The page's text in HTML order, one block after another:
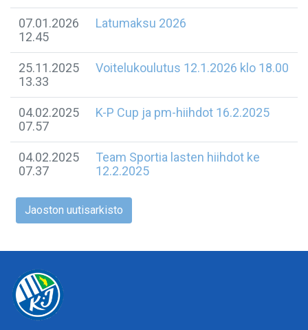
07.01.2026
12.45
Latumaksu 2026
25.11.2025
13.33
Voitelukoulutus 12.1.2026 klo 18.00
04.02.2025
07.57
K-P Cup ja pm-hiihdot 16.2.2025
04.02.2025
07.37
Team Sportia lasten hiihdot ke
12.2.2025
Jaoston uutisarkisto